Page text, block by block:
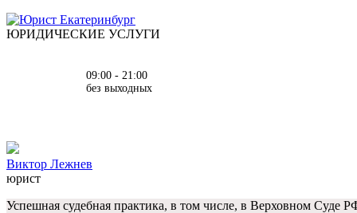
ЮРИДИЧЕСКИЕ УСЛУГИ
09:00 - 21:00
без выходных
Виктор Лежнев
юрист
Успешная судебная практика, в том числе, в Верховном Суде